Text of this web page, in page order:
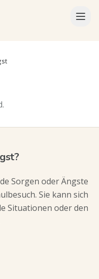
Sorgen oder Ängste
Sie kann sich
Situationen oder den